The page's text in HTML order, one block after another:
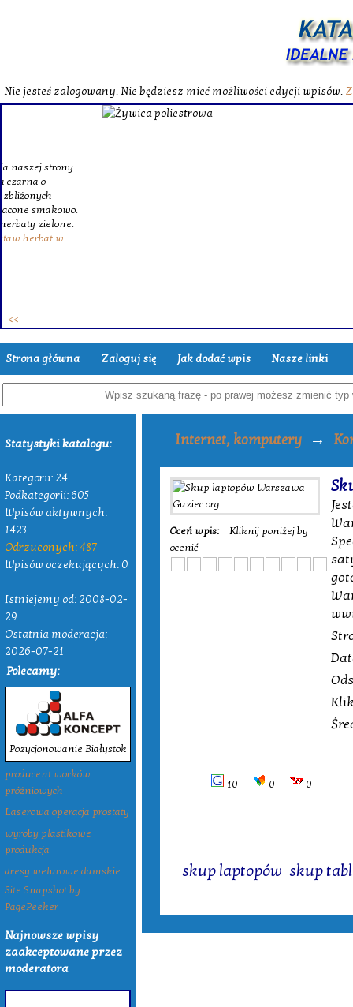
Nie jesteś zalogowany. Nie będziesz mieć możliwości edycji wpisów.
Strona główna Zaloguj się Jak dodać wpis Nasze linki
Statystyki katalogu:
Kategorii: 24
Podkategorii: 605
Wpisów aktywnych:
1423
Odrzuconych: 487
Wpisów oczekujących: 0
Istniejemy od: 2008-02-
29
Ostatnia moderacja:
2026-07-21
Polecamy:
Pozycjonowanie Białystok
producent worków
próżniowych
Laserowa operacja prostaty
wyroby plastikowe
produkcja
dresy welurowe damskie
Site Snapshot by
PagePeeker
Najnowsze wpisy
zaakceptowane przez
moderatora
Internet, komputery →
Oceń wpis:
Kliknij poniżej by
ocenić
10 0 0
skup laptopów skup